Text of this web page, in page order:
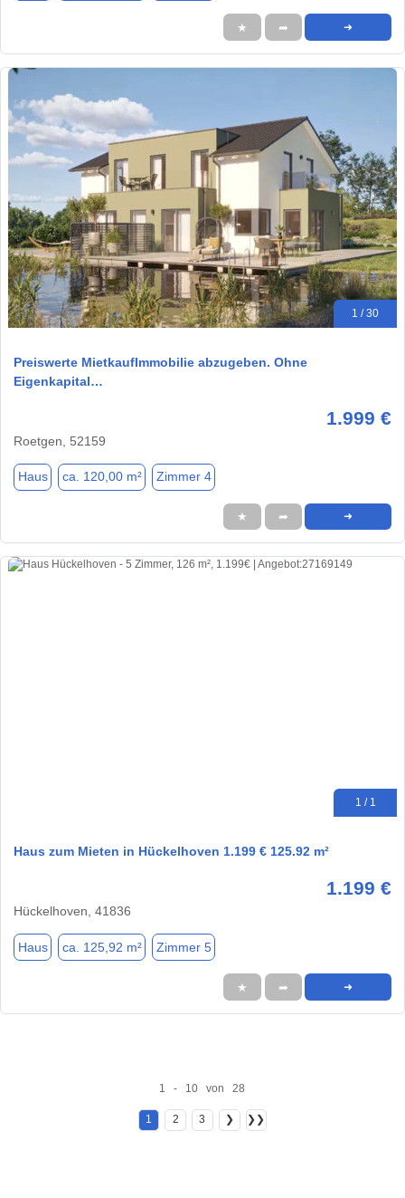
★ ➦ ➜
1 / 30
Preiswerte MietkaufImmobilie abzugeben. Ohne
Eigenkapital…
1.999 €
Roetgen, 52159
Haus ca. 120,00 m² Zimmer 4
★ ➦ ➜
1 / 1
Haus zum Mieten in Hückelhoven 1.199 € 125.92 m²
1.199 €
Hückelhoven, 41836
Haus ca. 125,92 m² Zimmer 5
★ ➦ ➜
1 - 10 von 28
1 2 3 ❯ ❯❯